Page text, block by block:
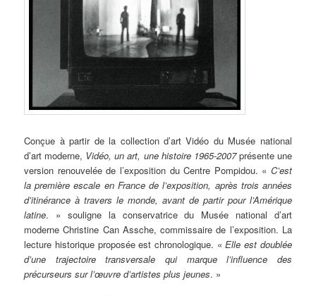
Conçue à partir de la collection d’art Vidéo du Musée national
d’art moderne, Vidéo, un art, une histoire 1965-2007présente une
version renouvelée de l’exposition du Centre Pompidou. « C’est
la première escale en France de l’exposition, après trois années
d’itinérance à travers le monde, avant de partir pour l’Amérique
latine. » souligne la conservatrice du Musée national d’art
moderne Christine Can Assche, commissaire de l’exposition. La
lecture historique proposée est chronologique. «Elle est doublée
d’une trajectoire transversale qui marque l’influence des
précurseurs sur l’œuvre d’artistes plus jeunes. »